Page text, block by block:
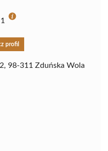
1
profil
98-311 Zduńska Wola